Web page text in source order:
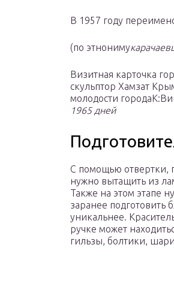
В 1957 году
(по этнониму
Визитная карточка
скульптор Хамзат
молодости
1965 дней
С помощью отвертки,
нужно вытащить из
Также на этом этапе
заранее подготовить
уникальнее.
ручке может
гильзы, болтики,